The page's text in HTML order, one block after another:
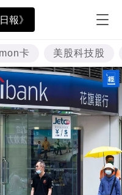
報》
卡 美股科技股